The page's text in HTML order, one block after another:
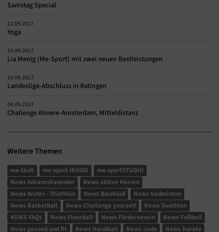
Samstag Special
12.09.2017
Yoga
10.09.2017
Lia Menig (Me-Sport) mit zwei neuen Bestleistungen
10.09.2017
Landesliga-Abschluss in Ratingen
09.09.2017
Challenge Almere-Amsterdam, Mitteldistanz
Weitere Themen
me-läuft me-sport INSIDE
me-sportSTUDIO
News Adventskalender
News aktive Herren
News Archiv - Triathlon
News Bachlauf
News Badminton
News Basketball
News Challange yourself
News Duathlon
NEWS FAQs
News Floorball News Förderverein
News Fußball
News gesund und fit
News Handball News Judo News Karate